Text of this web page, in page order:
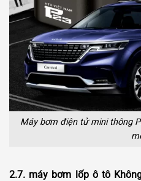
Máy bơm điện tử mini thông
2.7. máy bơm lốp ô tô